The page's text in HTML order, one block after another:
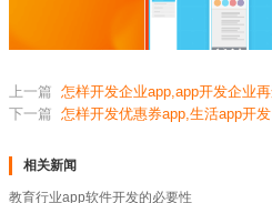
上一篇 怎样开发企业app,app开发企业
下一篇 怎样开发优惠券app,生活app开发
相关新闻
教育行业app软件开发的必要性